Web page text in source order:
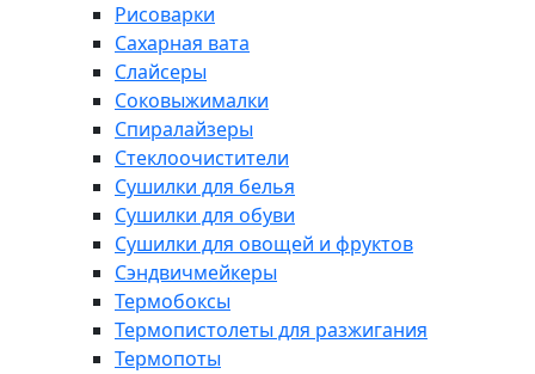
Рисоварки
Сахарная вата
Слайсеры
Соковыжималки
Спиралайзеры
Стеклоочистители
Сушилки для белья
Сушилки для обуви
Сушилки для овощей и фруктов
Сэндвичмейкеры
Термобоксы
Термопистолеты для разжигания
Термопоты